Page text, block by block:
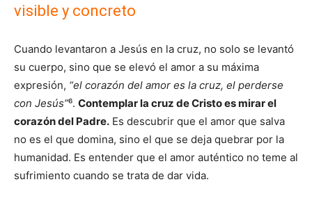
visible y concreto
Cuando levantaron a Jesús en la cruz, no solo se levantó
su cuerpo, sino que se elevó el amor a su máxima
expresión, “el corazón del amor es la cruz, el perderse
con Jesús”⁶. Contemplar la cruz de Cristo es mirar el
corazón del Padre. Es descubrir que el amor que salva
no es el que domina, sino el que se deja quebrar por la
humanidad. Es entender que el amor auténtico no teme al
sufrimiento cuando se trata de dar vida.